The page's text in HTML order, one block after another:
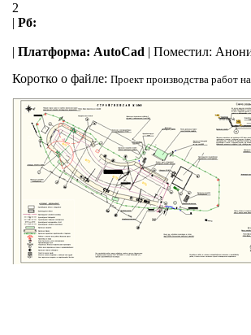
2
| Рб:
| Платформа: AutoCad | Поместил:
Коротко о файле: Проект производства работ